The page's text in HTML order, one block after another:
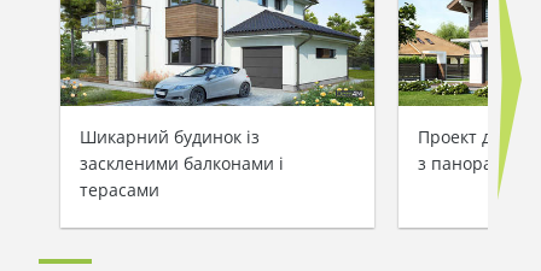
Шикарний будинок із
заскленими балконами і
терасами
Проект
з панорамним